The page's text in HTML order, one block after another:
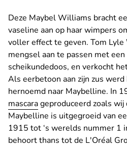
Deze Maybel Williams bracht
vaseline aan op haar wimpers
voller effect te geven. Tom
mengsel aan te passen met
scheikundedoos, en verkocht
Als eerbetoon aan zijn zus
hernoemd naar Maybelline. In
mascarageproduceerd zoals wij
Maybelline is uitgegroeid van
1915 tot ‘s werelds nummer 1
behoort thans tot de L'Oréal